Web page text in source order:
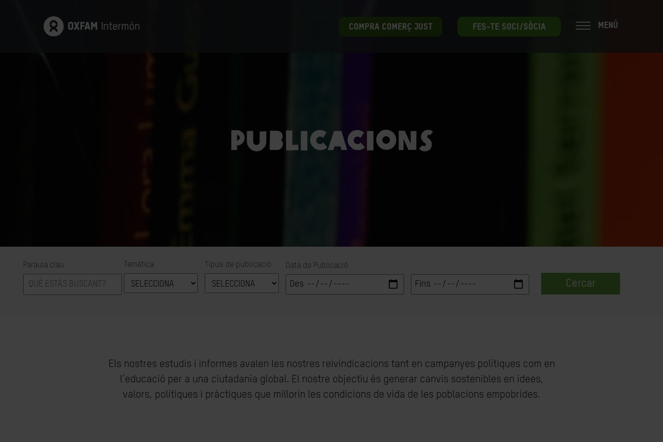
COMPRA COMERÇ JUST FES-TE SOCI/SÒCIA MENÚ
Publicacions
Paraula clau Temàtica Tipus de publicació Data de Publicació
Cercar
Els nostres estudis i informes avalen les nostres reivindicacions tant en campanyes polítiques com en
l'educació per a una ciutadania global. El nostre objectiu és generar canvis sostenibles en idees,
valors, polítiques i pràctiques que millorin les condicions de vida de les poblacions empobrides.